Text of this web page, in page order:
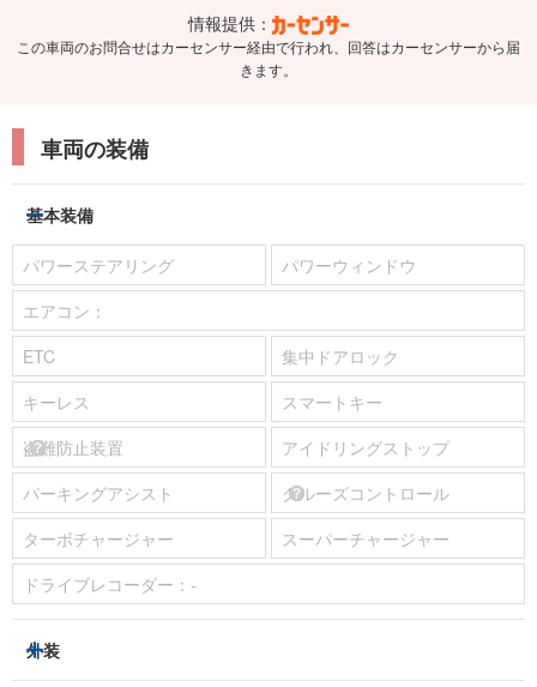
情報提供：
この車両のお問合せはカーセンサー経由で行われ、回答はカーセンサーから届
きます。
車両の装備
基本装備
パワーステアリング
パワーウィンドウ
エアコン：
ETC
集中ドアロック
キーレス
スマートキー
盗難防止装置
アイドリングストップ
パーキングアシスト
クルーズコントロール
ターボチャージャー
スーパーチャージャー
ドライブレコーダー： -
外装